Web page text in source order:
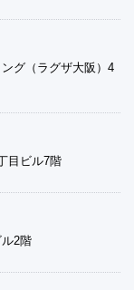
グ（ラグザ大阪）4
目ビル7階
2階